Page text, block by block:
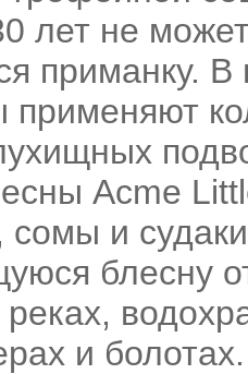
лет не
приманку. В
применяют
Acme
сомы и
блесну
и болотах.